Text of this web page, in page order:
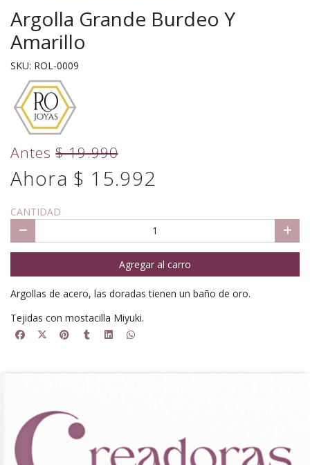
Argolla Grande Burdeo Y
Amarillo
SKU: ROL-0009
Antes$ 19.990
Ahora $ 15.992
CANTIDAD
Agregar al carro
Argollas de acero, las doradas tienen un baño de oro.
Tejidas con mostacilla Miyuki.